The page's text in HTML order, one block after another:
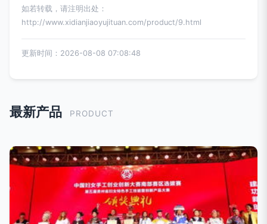
如若转载，请注明出处：
http://www.xidianjiaoyujituan.com/product/9.html
更新时间：2026-08-08 07:08:48
最新产品 PRODUCT